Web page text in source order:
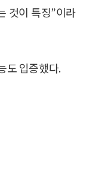
것이 특징”이라
도 입증했다.